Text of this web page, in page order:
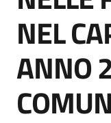
English
site
Seguici
su
NEL
ANNO